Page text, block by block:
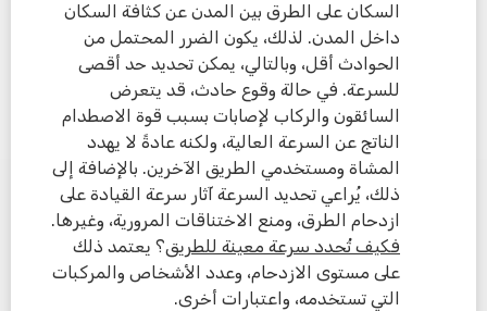
السكان على الطرق بين المدن عن كثافة السكان
داخل المدن. لذلك، يكون الضرر المحتمل من
الحوادث أقل، وبالتالي، يمكن تحديد حد أقصى
للسرعة. في حالة وقوع حادث، قد يتعرض
السائقون والركاب لإصابات بسبب قوة الاصطدام
الناتج عن السرعة العالية، ولكنه عادةً لا يهدد
المشاة ومستخدمي الطريق الآخرين. بالإضافة إلى
ذلك، يُراعي تحديد السرعة آثار سرعة القيادة على
ازدحام الطرق، ومنع الاختناقات المرورية، وغيرها.
فكيف تُحدد سرعة معينة للطريق؟ يعتمد ذلك
على مستوى الازدحام، وعدد الأشخاص والمركبات
التي تستخدمه، واعتبارات أخرى.